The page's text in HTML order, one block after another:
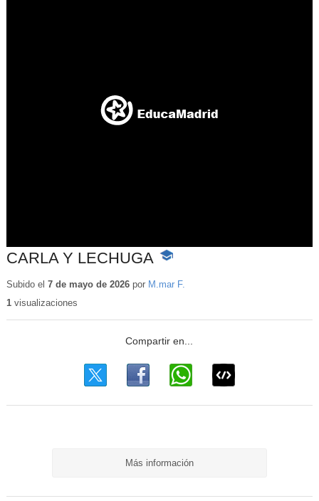
CARLA Y LECHUGA -
educativo
Subido el 7 de mayo de 2026por M.mar F.
1visualizaciones
Más información